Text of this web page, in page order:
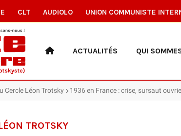
CLT AUDIOLO UNION COMMUNISTE
ACTUALITÉS QUI
Cercle Léon Trotsky 1936 en France : crise, sursaut
TROTSKY